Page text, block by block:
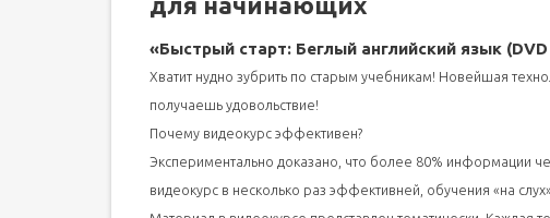
Курсы английского в машину (подборка)
Аудирование
«Быстрый старт: Беглый английский язык (DVD
Хватит нудно зубрить по старым учебникам! Новейшая
получаешь удовольствие!
Почему видеокурс эффективен?
Экспериментально доказано, что более 80% информации
видеокурс в несколько раз эффективней, обучения «на слух».